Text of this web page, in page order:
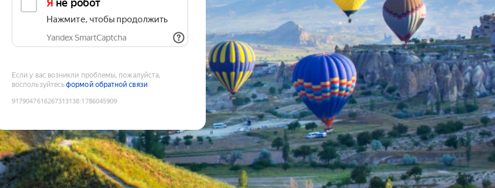
Я не робот
Нажмите, чтобы продолжить
Yandex SmartCaptcha
Если у вас возникли проблемы, пожалуйста,
воспользуйтесьформой обратной связи
9179047616267313138:1786045909